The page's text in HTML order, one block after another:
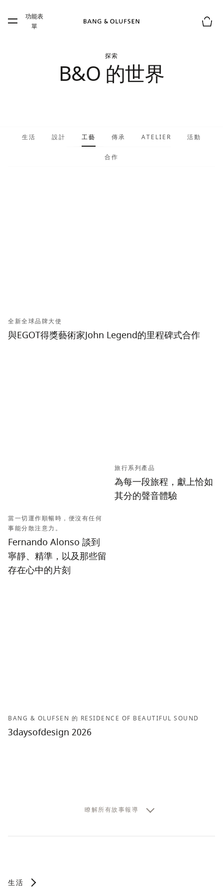
Skip to main footer
功能表
單
探索
B&O 的世界
生活 設計 工藝 傳承 ATELIER 活動
合作
全新全球品牌大使
與EGOT得獎藝術家John Legend的里程碑式合作
當一切運作順暢時，便沒有任何
事能分散注意力。
Fernando Alonso 談到
寧靜、精準，以及那些留
存在心中的片刻
旅行系列產品
為每一段旅程，獻上恰如
其分的聲音體驗
BANG & OLUFSEN 的 RESIDENCE OF BEAUTIFUL SOUND
3daysofdesign 2026
瞭解所有故事報導
生活